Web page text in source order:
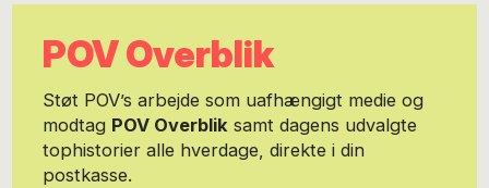
POV Overblik
Støt POV’s arbejde som uafhængigt medie og
modtag POV Overbliksamt dagens udvalgte
tophistorier alle hverdage, direkte i din
postkasse.